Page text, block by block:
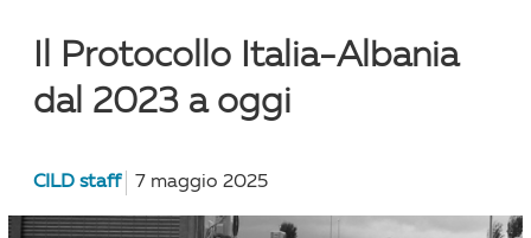
Il Protocollo Italia-Albania
dal 2023 a oggi
CILD staff 7 maggio 2025